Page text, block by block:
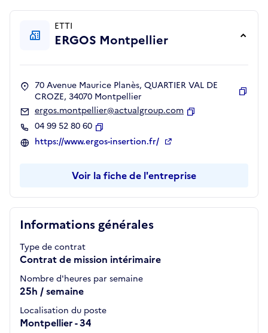
Informations générales
Type de contrat
Contrat de mission intérimaire
Nombre d'heures par semaine
25h / semaine
Localisation du poste
Montpellier - 34
ETTI
ERGOS Montpellier
70 Avenue Maurice Planès, QUARTIER VAL DE
CROZE, 34070 Montpellier
ergos.montpellier@actualgroup.com
04 99 52 80 60
Copier
https://www.ergos-insertion.fr/
Voir la fiche de l'entreprise